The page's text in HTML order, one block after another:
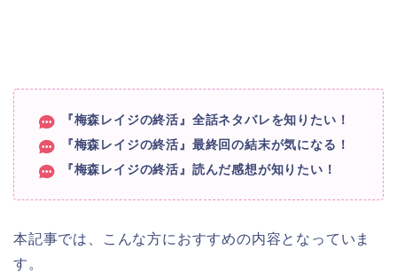
『梅森レイジの終活』全話ネタバレを知りたい！
『梅森レイジの終活』最終回の結末が気になる！
『梅森レイジの終活』読んだ感想が知りたい！
本記事では、こんな方におすすめの内容となっていま
す。